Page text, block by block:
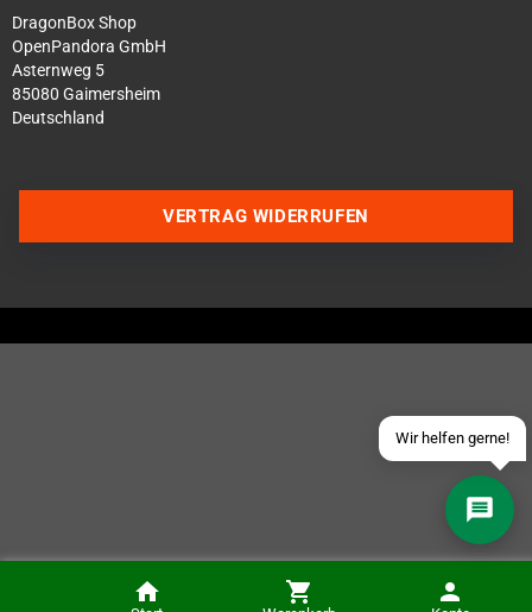
DragonBox Shop
OpenPandora GmbH
Asternweg 5
85080 Gaimersheim
Deutschland
Wir helfen gerne!
Über WhatsApp schreiben
Schick uns eine eMail
VERTRAG WIDERRUFEN